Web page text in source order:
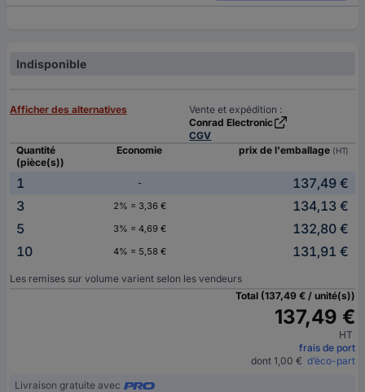
Indisponible
Afficher des alternatives
Vente et expédition :
Conrad Electronic
CGV
Quantité
(pièce(s))
Economie prix de l'emballage (HT)
1 -
137,49 €
3
2% = 3,36 €
134,13 €
5
3% = 4,69 €
132,80 €
10
4% = 5,58 € 131,91 €
Les remises sur volume varient selon les vendeurs
Total (137,49 € / unité(s))
137,49 €
HT
frais de port
dont 1,00 € d’éco-part
Livraison gratuite avec